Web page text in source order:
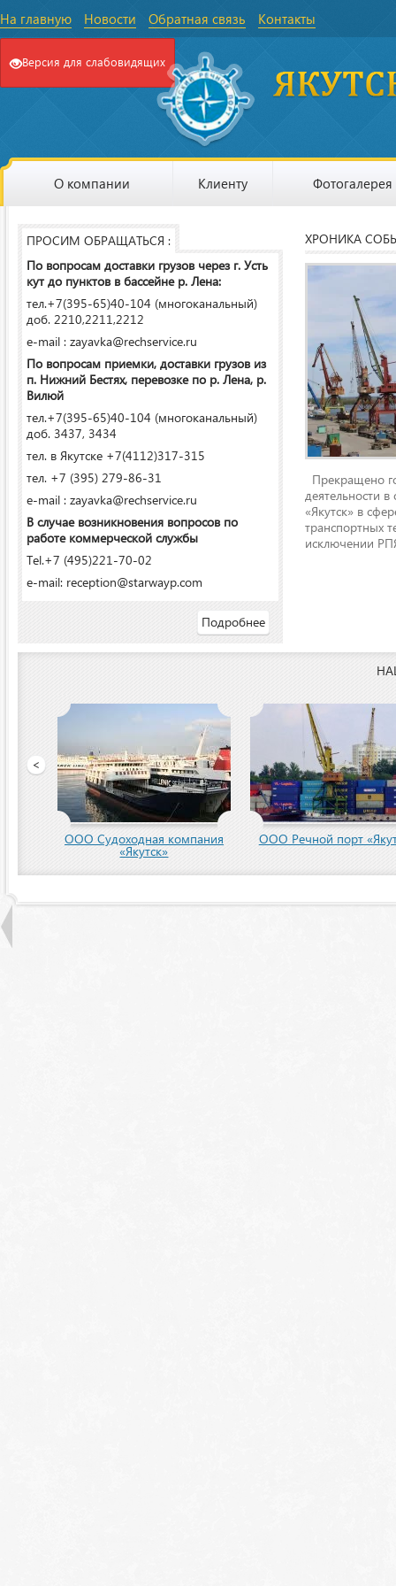
На главную Новости Обратная связь Контакты
Версия для слабовидящих
О компании Клиенту Фотогалерея
ПРОСИМ ОБРАЩАТЬСЯ :
По вопросам доставки грузов через г. Усть
кут до пунктов в бассейне р. Лена:
тел.+7(395-65)40-104 (многоканальный)
доб. 2210,2211,2212
e-mail : zayavka@rechservice.ru
По вопросам приемки, доставки грузов из
п. Нижний Бестях, перевозке по р. Лена, р.
Вилюй
тел.+7(395-65)40-104 (многоканальный)
доб. 3437, 3434
тел. в Якутске +7(4112)317-315
тел. +7 (395) 279-86-31
e-mail : zayavka@rechservice.ru
В случае возникновения вопросов по
работе коммерческой службы
Tel.+7 (495)221-70-02
e-mail: reception@starwayp.com
Подробнее
ХРОНИКА
Прекращено
деятельности
«Якутск» в
транспортных
исключении
<
ООО Речной порт «Якутск»
ООО «Якутский речной